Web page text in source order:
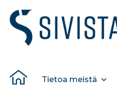
Tietoa meistä